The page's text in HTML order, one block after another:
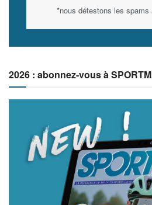
*nous détestons les spams
2026 : abonnez-vous à